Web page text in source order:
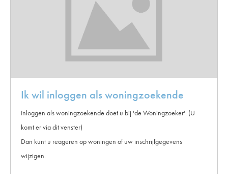
Ik wil inloggen als woningzoekende
Inloggen als woningzoekende doet u bij 'de Woningzoeker'. (U
komt er via dit venster)
Dan kunt u reageren op woningen of uw inschrijfgegevens
wijzigen.